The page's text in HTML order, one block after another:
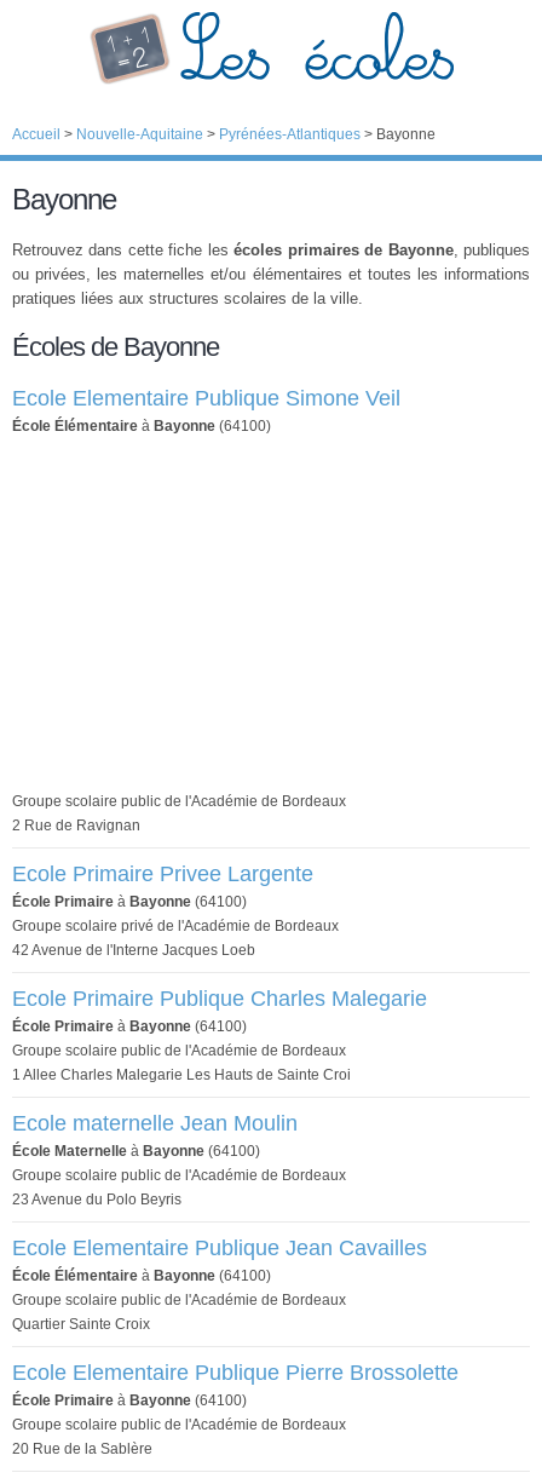
Accueil > Nouvelle-Aquitaine > Pyrénées-Atlantiques > Bayonne
Bayonne
Retrouvez dans cette fiche lesécoles primaires de Bayonne, publiques
ou privées, les maternelles et/ou élémentaires et toutes les informations
pratiques liées aux structures scolaires de la ville.
Écoles de Bayonne
Ecole Elementaire Publique Simone Veil
École Élémentaire à Bayonne (64100)
Groupe scolaire public de l'Académie de Bordeaux
2 Rue de Ravignan
Ecole Primaire Privee Largente
École Primaire à Bayonne (64100)
Groupe scolaire privé de l'Académie de Bordeaux
42 Avenue de l'Interne Jacques Loeb
Ecole Primaire Publique Charles Malegarie
École Primaire à Bayonne (64100)
Groupe scolaire public de l'Académie de Bordeaux
1 Allee Charles Malegarie Les Hauts de Sainte Croi
Ecole maternelle Jean Moulin
École Maternelle à Bayonne (64100)
Groupe scolaire public de l'Académie de Bordeaux
23 Avenue du Polo Beyris
Ecole Elementaire Publique Jean Cavailles
École Élémentaire à Bayonne (64100)
Groupe scolaire public de l'Académie de Bordeaux
Quartier Sainte Croix
Ecole Elementaire Publique Pierre Brossolette
École Primaire à Bayonne (64100)
Groupe scolaire public de l'Académie de Bordeaux
20 Rue de la Sablère